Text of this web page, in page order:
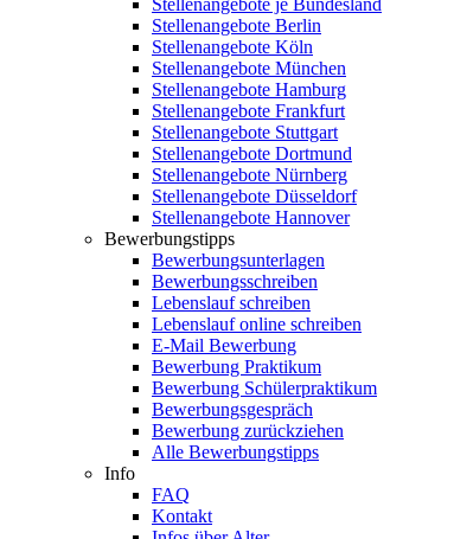
Stellenangebote je Bundesland
Stellenangebote Berlin
Stellenangebote Köln
Stellenangebote München
Stellenangebote Hamburg
Stellenangebote Frankfurt
Stellenangebote Stuttgart
Stellenangebote Dortmund
Stellenangebote Nürnberg
Stellenangebote Düsseldorf
Stellenangebote Hannover
Bewerbungstipps
Bewerbungsunterlagen
Bewerbungsschreiben
Lebenslauf schreiben
Lebenslauf online schreiben
E-Mail Bewerbung
Bewerbung Praktikum
Bewerbung Schülerpraktikum
Bewerbungsgespräch
Bewerbung zurückziehen
Alle Bewerbungstipps
Info
FAQ
Kontakt